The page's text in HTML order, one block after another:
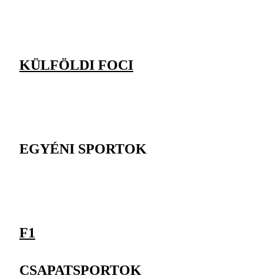
KÜLFÖLDI FOCI
EGYÉNI SPORTOK
F1
CSAPATSPORTOK